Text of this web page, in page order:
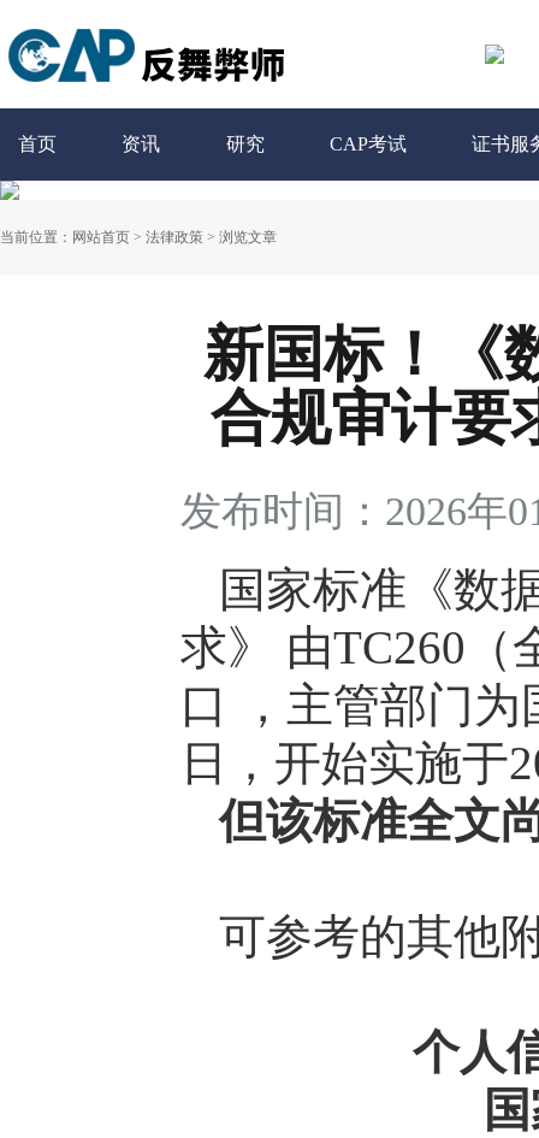
首页 资讯 研究 CAP考试 证书服
当前位置： 网站首页 > 法律政策 > 浏览文章
新国标！《
合规审计要
发布时间：2026年
国家标准《数
求》 由TC260（
口 ，主管部门为
日，开始实施于
但该标准全文
可参考的其他
个人